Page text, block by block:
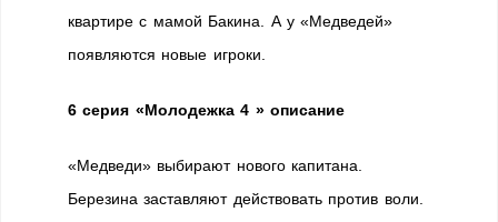
квартире с мамой Бакина. А у «Медведей»
появляются новые игроки.
6 серия «Молодежка 4 » описание
«Медведи» выбирают нового капитана.
Березина заставляют действовать против воли.